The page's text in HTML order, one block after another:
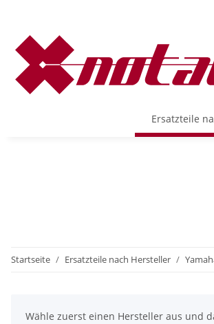
Ersatzteile
Startseite Ersatzteile nach Hersteller
Wähle zuerst einen Hersteller aus und